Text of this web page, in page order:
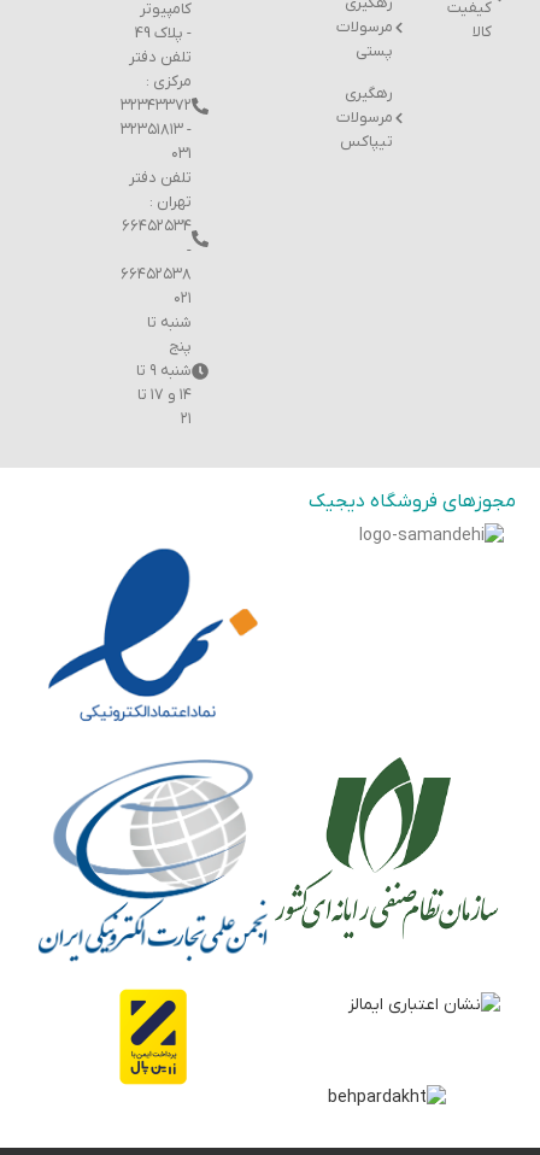
کیفیت
کالا
مرسولات
پستی
رهگیری
مرسولات
تیپاکس
کامپیوتر
- پلاک 49
تلفن دفتر
مرکزی :
۳۲۳۴۳۳۷۲
- ۳۲۳۵۱۸۱۳
۰۳۱
تلفن دفتر
تهران :
۶۶۴۵۲۵۳۴
-
۶۶۴۵۲۵۳۸
۰۲۱
شنبه تا
پنج
شنبه ۹ تا
۱۴ و ۱۷ تا
۲۱
مجوزهای فروشگاه دیجیک